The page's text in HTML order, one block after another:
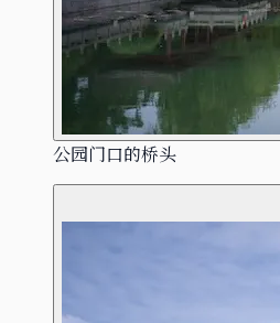
公园门口的桥头